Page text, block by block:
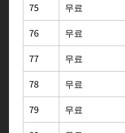
75 무료
76 무료
77 무료
78 무료
79 무료